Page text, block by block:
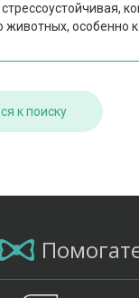
особенно
к поиску